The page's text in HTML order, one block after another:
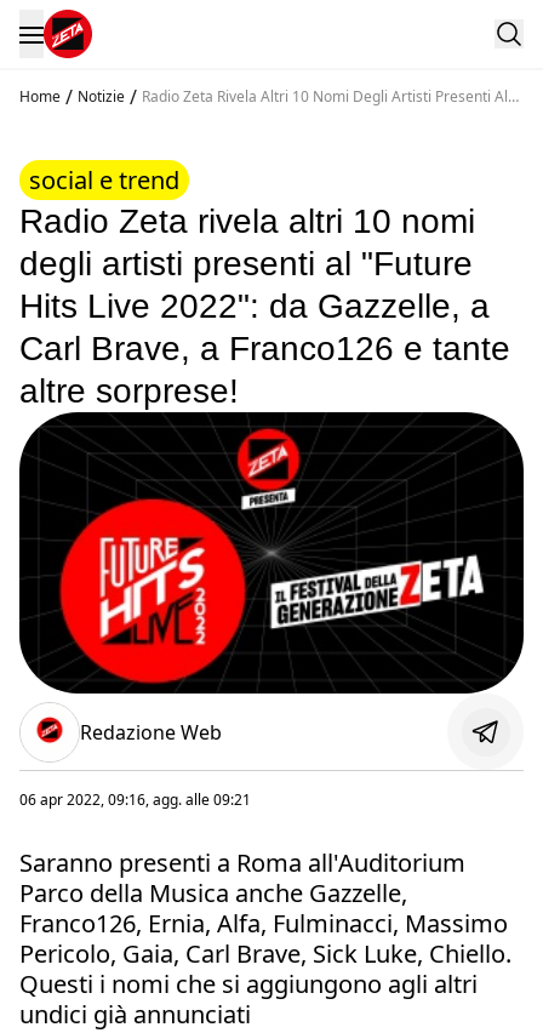
Home / Notizie / Radio Zeta Rivela Altri 10 Nomi Degli Artisti Presenti Al
social e trend
Radio Zeta rivela altri 10 nomi
degli artisti presenti al "Future
Hits Live 2022": da Gazzelle, a
Carl Brave, a Franco126 e tante
altre sorprese!
Redazione Web
06 apr 2022, 09:16, agg. alle09:21
Saranno presenti a Roma all'Auditorium
Parco della Musica anche Gazzelle,
Franco126, Ernia, Alfa, Fulminacci, Massimo
Pericolo, Gaia, Carl Brave, Sick Luke, Chiello.
Questi i nomi che si aggiungono agli altri
undici già annunciati